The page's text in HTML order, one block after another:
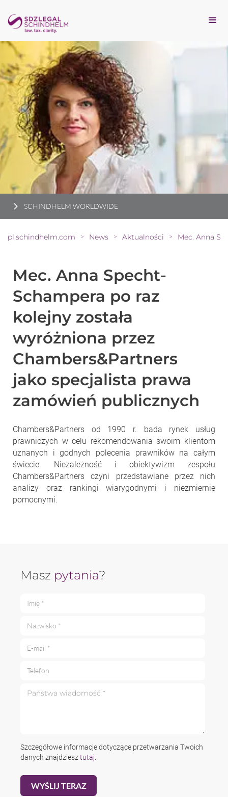
SCHINDHELM WORLDWIDE
pl.schindhelm.com > News > Aktualności >
Mec. Anna Specht-
Schampera po raz
kolejny została
wyróżniona przez
Chambers&Partners
jako specjalista prawa
zamówień publicznych
Chambers&Partners od 1990 r. bada rynek usług
prawniczych w celu rekomendowania swoim klientom
uznanych i godnych polecenia prawników na całym
świecie. Niezależność i obiektywizm zespołu
Chambers&Partners czyni przedstawiane przez nich
analizy oraz rankingi wiarygodnymi i niezmiernie
pomocnymi.
Masz pytania?
Szczegółowe informacje dotyczące przetwarzania Twoich
danych znajdziesz tutaj